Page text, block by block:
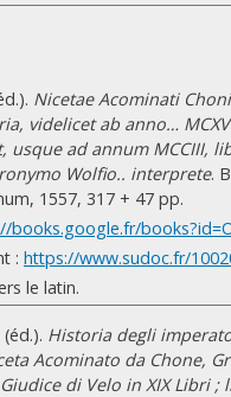
Nicetae Acominati
videlicet ab anno…
usque ad annum MCCIII,
Wolfio.. interprete.
1557, 317 + 47 pp.
books.google.fr/
: https://www.sudoc.fr/
le latin.
Historia degli
Acominato da Chone,
di Velo in XIX Libri ;